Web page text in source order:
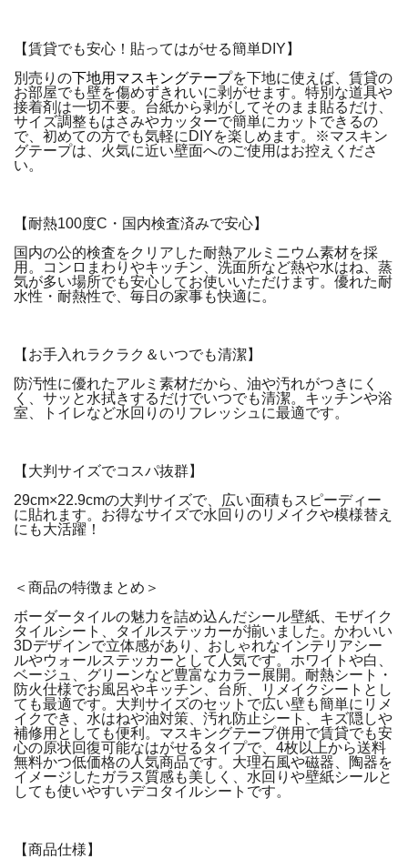
【賃貸でも安心！貼ってはがせる簡単DIY】
別売りの下地用マスキングテープを下地に使えば、賃貸の
お部屋でも壁を傷めずきれいに剥がせます。特別な道具や
接着剤は一切不要。台紙から剥がしてそのまま貼るだけ、
サイズ調整もはさみやカッターで簡単にカットできるの
で、初めての方でも気軽にDIYを楽しめます。※マスキン
グテープは、火気に近い壁面へのご使用はお控えくださ
い。
【耐熱100度C・国内検査済みで安心】
国内の公的検査をクリアした耐熱アルミニウム素材を採
用。コンロまわりやキッチン、洗面所など熱や水はね、蒸
気が多い場所でも安心してお使いいただけます。優れた耐
水性・耐熱性で、毎日の家事も快適に。
【お手入れラクラク＆いつでも清潔】
防汚性に優れたアルミ素材だから、油や汚れがつきにく
く、サッと水拭きするだけでいつでも清潔。キッチンや浴
室、トイレなど水回りのリフレッシュに最適です。
【大判サイズでコスパ抜群】
29cm×22.9cmの大判サイズで、広い面積もスピーディー
に貼れます。お得なサイズで水回りのリメイクや模様替え
にも大活躍！
＜商品の特徴まとめ＞
ボーダータイルの魅力を詰め込んだシール壁紙、モザイク
タイルシート、タイルステッカーが揃いました。かわいい
3Dデザインで立体感があり、おしゃれなインテリアシー
ルやウォールステッカーとして人気です。ホワイトや白、
ベージュ、グリーンなど豊富なカラー展開。耐熱シート・
防火仕様でお風呂やキッチン、台所、リメイクシートとし
ても最適です。大判サイズのセットで広い壁も簡単にリメ
イクでき、水はねや油対策、汚れ防止シート、キズ隠しや
補修用としても便利。マスキングテープ併用で賃貸でも安
心の原状回復可能なはがせるタイプで、4枚以上から送料
無料かつ低価格の人気商品です。大理石風や磁器、陶器を
イメージしたガラス質感も美しく、水回りや壁紙シールと
しても使いやすいデコタイルシートです。
【商品仕様】